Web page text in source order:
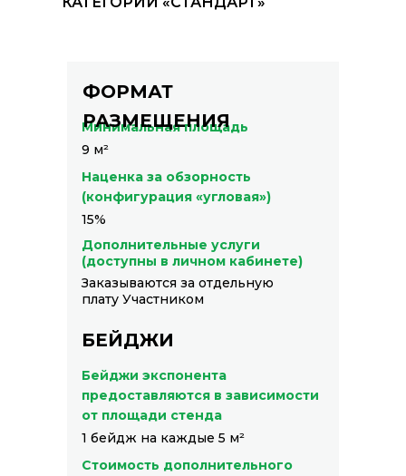
Наценка за обзорность
(конфигурация «угловая»)
Минимальная площадь
ФОРМАТ
РАЗМЕЩЕНИЯ
БЕЙДЖИ
Стоимость дополнительного
9 м²
15%
Бейджи экспонента
предоставляются в зависимости
от площади стенда
1 бейдж на каждые 5 м²
Дополнительные услуги
(доступны в личном кабинете)
Заказываются за отдельную
плату Участником